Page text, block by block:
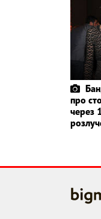
про
через